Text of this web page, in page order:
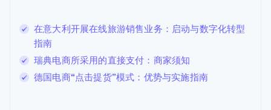
在意大利开展在线旅游销售业务：启动与数字化转型
指南
瑞典电商所采用的直接支付：商家须知
德国电商“点击提货”模式：优势与实施指南
DeutschEnglish
卢森堡
罗马尼亚
English